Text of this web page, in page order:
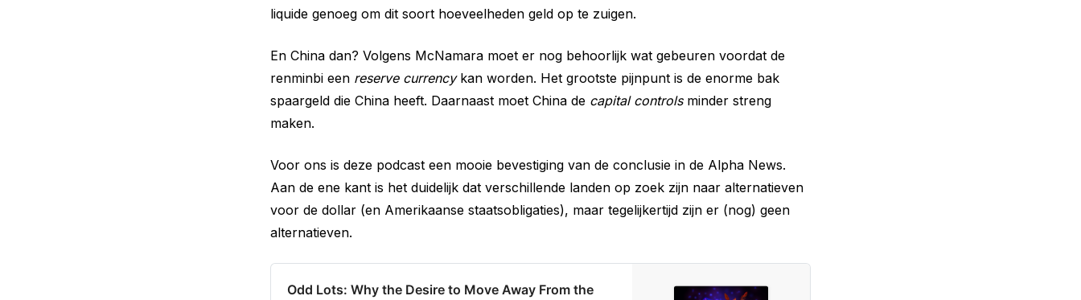
liquide genoeg om dit soort hoeveelheden geld op te zuigen.
En China dan? Volgens McNamara moet er nog behoorlijk wat gebeuren voordat de
renminbi een reserve currencykan worden. Het grootste pijnpunt is de enorme bak
spaargeld die China heeft. Daarnaast moet China de capital controls minder streng
maken.
Voor ons is deze podcast een mooie bevestiging van de conclusie in de Alpha News.
Aan de ene kant is het duidelijk dat verschillende landen op zoek zijn naar alternatieven
voor de dollar (en Amerikaanse staatsobligaties), maar tegelijkertijd zijn er (nog) geen
alternatieven.
‎Odd Lots: Why the Desire to Move Away From the